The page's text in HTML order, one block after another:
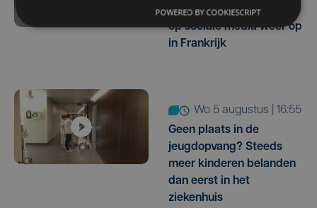
Ieperling duikt na oproep
op sociale media weer op
in Frankrijk
wo 5 augustus | 16:55
Geen plaats in de
jeugdopvang? Steeds
meer kinderen belanden
dan eerst in het
ziekenhuis
POWERED BY COOKIESCRIPT